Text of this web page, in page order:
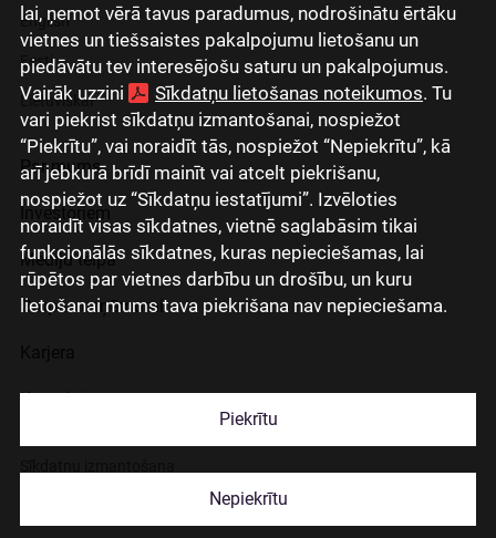
lai, ņemot vērā tavus paradumus, nodrošinātu ērtāku
vietnes un tiešsaistes pakalpojumu lietošanu un
piedāvātu tev interesējošu saturu un pakalpojumus.
Vairāk uzzini
Sīkdatņu lietošanas noteikumos. Tu
vari piekrist sīkdatņu izmantošanai, nospiežot
“Piekrītu”, vai noraidīt tās, nospiežot “Nepiekrītu”, kā
arī jebkurā brīdī mainīt vai atcelt piekrišanu,
nospiežot uz “Sīkdatņu iestatījumi”. Izvēloties
noraidīt visas sīkdatnes, vietnē saglabāsim tikai
funkcionālās sīkdatnes, kuras nepieciešamas, lai
rūpētos par vietnes darbību un drošību, un kuru
lietošanai mums tava piekrišana nav nepieciešama.
Piekrītu
Nepiekrītu
English
Eesti
Lietuviškai
Par mums
Investoriem
Mediju telpa
Grupas uzņēmumi
Kontakti